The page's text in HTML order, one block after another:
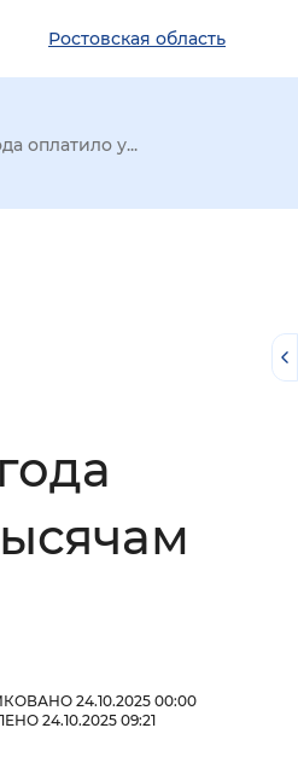
Ростовская область
оплатило у...
24.10.2025 00:00
24.10.2025 09:21